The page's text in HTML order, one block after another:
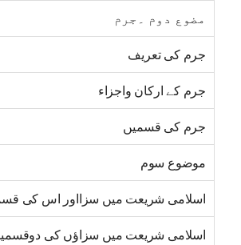
مضوع دوم ۔جرم
جرم کی تعریف
جرم کے ارکان واجزاء
جرم کی قسمیں
موضوع سوم
اسلامی شریعت میں سزااور اس کی
اسلامی شریعت میں سزاؤں کی